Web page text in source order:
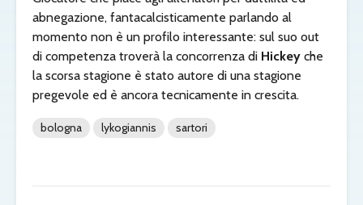
abnegazione, fantacalcisticamente parlando al
momento non è un profilo interessante: sul suo out
di competenza troverà la concorrenza di Hickey che
la scorsa stagione è stato autore di una stagione
pregevole ed è ancora tecnicamente in crescita.
bologna lykogiannis sartori